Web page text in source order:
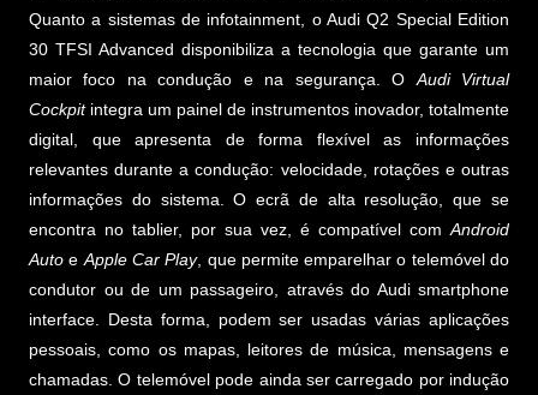
Quanto a sistemas de infotainment, o Audi Q2 Special Edition
30 TFSI Advanced disponibiliza a tecnologia que garante um
maior foco na condução e na segurança. O Audi Virtual
Cockpit integra um painel de instrumentos inovador, totalmente
digital, que apresenta de forma flexível as informações
relevantes durante a condução: velocidade, rotações e outras
informações do sistema. O ecrã de alta resolução, que se
encontra no tablier, por sua vez, é compatível com Android
Auto e Apple Car Play, que permite emparelhar o telemóvel do
condutor ou de um passageiro, através do Audi smartphone
interface. Desta forma, podem ser usadas várias aplicações
pessoais, como os mapas, leitores de música, mensagens e
chamadas. O telemóvel pode ainda ser carregado por indução